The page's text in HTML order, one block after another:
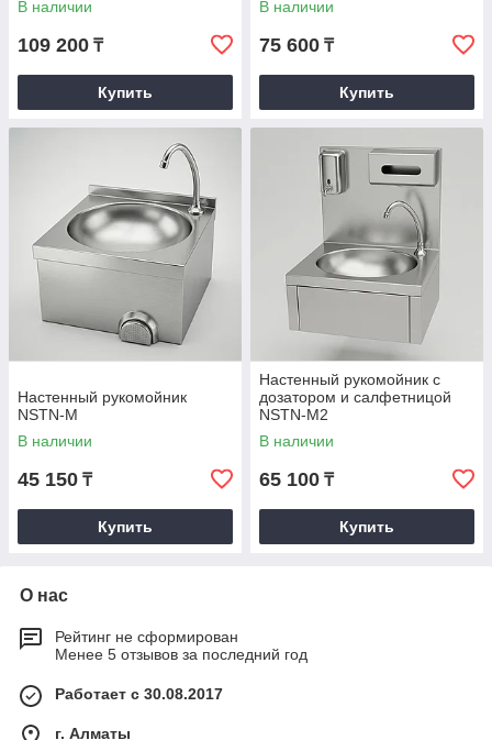
В наличии
109 200 ₸
Купить
В наличии
75 600 ₸
Купить
Настенный рукомойник
NSTN-M
В наличии
45 150 ₸
Купить
Настенный рукомойник с
дозатором и салфетницой
NSTN-M2
В наличии
65 100 ₸
Купить
О нас
Рейтинг не сформирован
Менее 5 отзывов за последний год
Работает с 30.08.2017
г. Алматы